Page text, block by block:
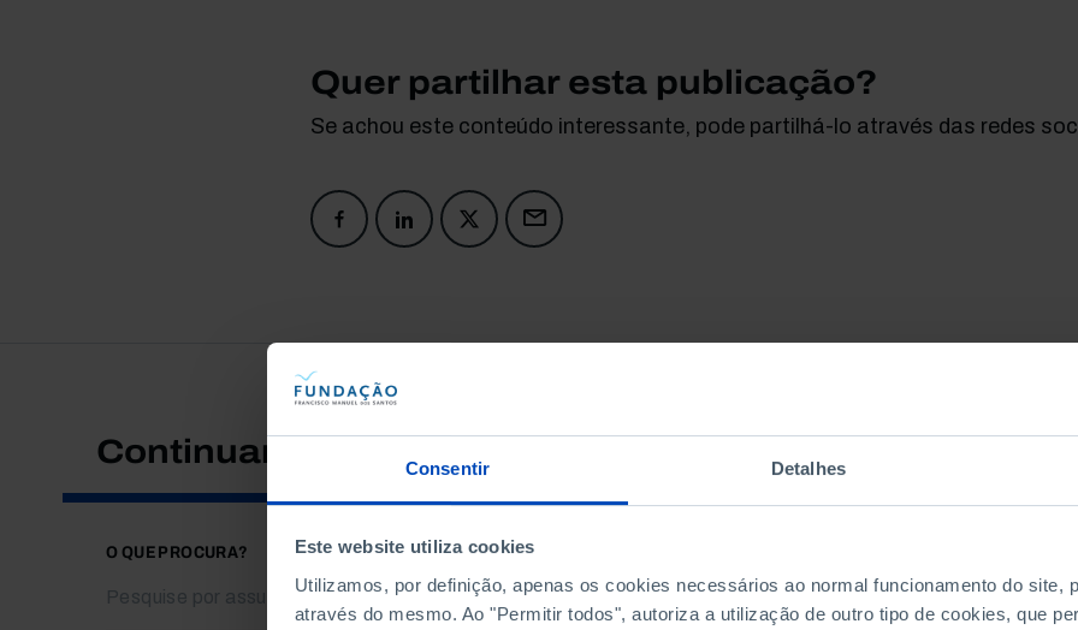
Consentir Detalhes
Este website utiliza cookies
Utilizamos, por definição, apenas os cookies necessários ao normal funcionamento do site,
através do mesmo. Ao "Permitir todos", autoriza a utilização de outro tipo de cookies, que
Quer partilhar esta publicação?
Se achou este conteúdo interessante, pode partilhá-lo através das redes
Continuar a pesquisar
O QUE PROCURA?